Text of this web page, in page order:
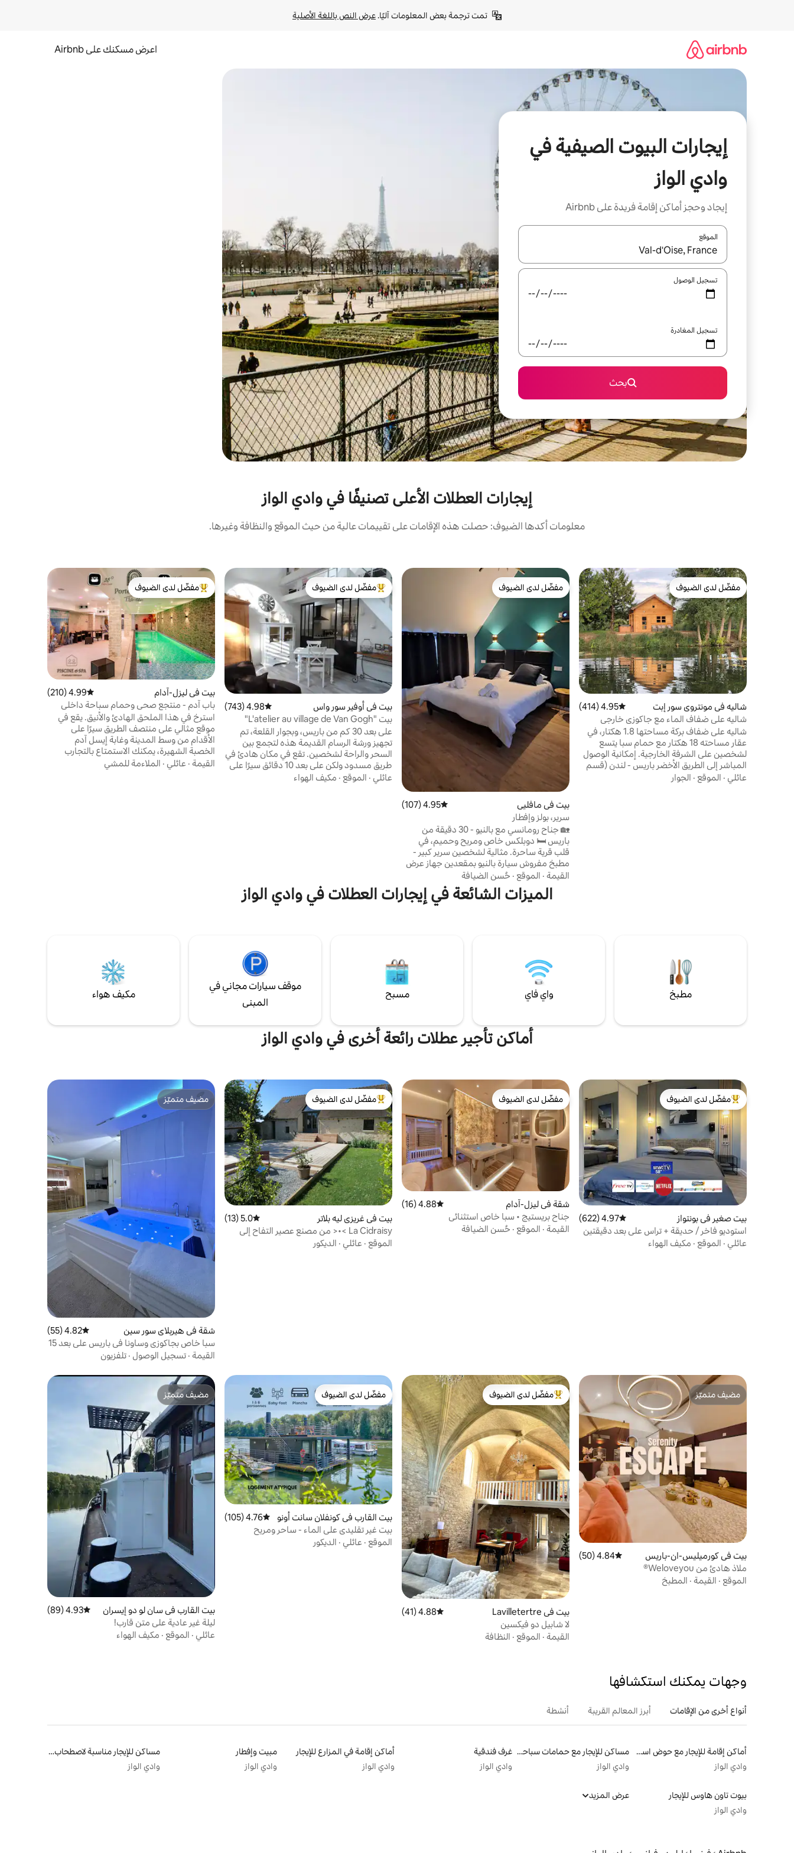
تمت ترجمة بعض المعلومات آليًا. عرض النص باللغة الأصلية
اعرض مسكنك على Airbnb
إيجارات البيوت الصيفية في
وادي الواز
إيجاد وحجز أماكن إقامة فريدة على Airbnb
الموقع
عند توفر النتائج، انتقل باستخدام السهمين لأعلى ولأسفل أو استكشف عن طريق اللمس أو السحب.
تسجيل الوصول
تسجيل المغادرة
بحث
إيجارات العطلات الأعلى تصنيفًا في وادي الواز
معلومات أكدها الضيوف: حصلت هذه الإقامات على تقييمات عالية من حيث الموقع والنظافة وغيرها.
مفضّل لدى الضيوف
مفضّل لدى الضيوف
شاليه في مونتروي سور إبت متوسط التقييم 4.95 من 5، 414 مراجعات
4.95 (414)
شاليه على ضفاف الماء مع جاكوزي خارجي
شاليه على ضفاف بركة مساحتها 1.8 هكتار، في
عقار مساحته 18 هكتار مع حمام سبا يتسع
لشخصين على الشرفة الخارجية. إمكانية الوصول
المباشر إلى الطريق الأخضر باريس - لندن (قسم
شوسي - جيزور) وإلى نهر إيبت (نهر من الفئة
الأولى) للتنزه سيرًا على الأقدام، وركوب الدراجات،
عائلي · الموقع · الجوار
مفضّل لدى الضيوف
مفضّل لدى الضيوف
بيت في مافليي متوسط التقييم 4.95 من 5، 107 مراجعات
4.95 (107)
سرير، بولز وإفطار
🏡 جناح رومانسي مع بالنيو - 30 دقيقة من
باريس 🛏️ دوبلكس خاص ومريح وحميم، في
قلب قرية ساحرة. مثالية لشخصين سرير كبير -
مطبخ مفروش سيارة بالنيو بمقعدين جهاز عرض
فيديو (Netflix، Canal+) مغلق وجبة الإفطار
المناشف والأرواب عرضنا 🎉 الخاص من الجمعة
4 مساءً إلى الأحد 4 مساءً 250 يورو باستثناء
رسوم Airbnb 👉 للاستمتاع بها، أرسل لنا رسالة
القيمة · الموقع · حُسن الضيافة
من أبرز البيوت المفضّلة لدى الضيوف
مفضّل لدى الضيوف
بيت في أوفير سور واس متوسط التقييم 4.98 من 5، 743 مراجعات
4.98 (743)
بيت "L'atelier au village de Van Gogh"
على بعد 30 كم من باريس، وبجوار القلعة، تم
تجهيز ورشة الرسام القديمة هذه لتجمع بين
السحر والراحة لشخصين. تقع في مكان هادئ في
طريق مسدود ولكن على بعد 10 دقائق سيرًا على
الأقدام من وسط المدينة. بيت مكيّف، شرفة
خاصة، مكان لصف السيارات، وجبة إفطار في
عائلي · الموقع · مكيف الهواء
من أبرز البيوت المفضّلة لدى الضيوف
مفضّل لدى الضيوف
بيت في ليزل-آدام متوسط التقييم 4.99 من 5، 210 مراجعات
4.99 (210)
باب آدم - منتجع صحي وحمام سباحة داخلي
سينما
استرخ في هذا الملحق الهادئ والأنيق. يقع في
موقع مثالي على منتصف الطريق سيرًا على
الأقدام من وسط المدينة وغابة إيسل آدم
الخصبة الشهيرة، يمكنك الاستمتاع بالتجارب
العديدة التي يمكن أن تقدمها لك إيسل آدم.
يمكنك التنزه في الغابة أو الاستمتاع بالمطاعم
القيمة · عائلي · الملاءمة للمشي
الميزات الشائعة في إيجارات العطلات في وادي الواز
مطبخ واي فاي مسبح
موقف سيارات مجاني في
المبنى
مكيف هواء
أماكن تأجير عطلات رائعة أخرى في وادي الواز
من أبرز البيوت المفضّلة لدى الضيوف
مفضّل لدى الضيوف
بيت صغير في بونتواز متوسط التقييم 4.97 من 5، 622 مراجعات
4.97 (622)
استوديو فاخر / حديقة + تراس على بعد دقيقتين
من المحطة
عائلي · الموقع · مكيف الهواء
مفضّل لدى الضيوف
مفضّل لدى الضيوف
شقة في ليزل-آدام متوسط التقييم 4.88 من 5، 16 مراجعات
4.88 (16)
جناح بريستيج • سبا خاص استثنائي
القيمة · الموقع · حُسن الضيافة
من أبرز البيوت المفضّلة لدى الضيوف
مفضّل لدى الضيوف
بيت في غريزي ليه بلاتر متوسط التقييم 5.0 من 5، 13 مراجعات
5.0 (13)
La Cidraisy >•< من مصنع عصير التفاح إلى
واحة من السلام
الموقع · عائلي · الديكور
مضيف متميّز
مضيف متميّز
شقة في هيربلاي سور سين متوسط التقييم 4.82 من 5، 55 مراجعات
4.82 (55)
سبا خاص بجاكوزي وساونا في باريس على بعد 15
دقيقة من موقف السيارات
القيمة · تسجيل الوصول · تلفزيون
مضيف متميّز
مضيف متميّز
بيت في كورميليس-ان-باريس متوسط التقييم 4.84 من 5، 50 مراجعات
4.84 (50)
ملاذ هادئ من Weloveyou®
الموقع · القيمة · المطبخ
من أبرز البيوت المفضّلة لدى الضيوف
مفضّل لدى الضيوف
بيت في Lavilletertre متوسط التقييم 4.88 من 5، 41 مراجعات
4.88 (41)
لا شابيل دو فيكسين
القيمة · الموقع · النظافة
مفضّل لدى الضيوف
مفضّل لدى الضيوف
بيت القارب في كونفلان سانت أونو
رين
متوسط التقييم 4.76 من 5، 105 مراجعات
4.76 (105)
بيت غير تقليدي على الماء - ساحر ومريح
الموقع · عائلي · الديكور
مضيف متميّز
مضيف متميّز
بيت القارب في سان لو دو إيسران متوسط التقييم 4.93 من 5، 89 مراجعات
4.93 (89)
ليلة غير عادية على متن قارب!
عائلي · الموقع · مكيف الهواء
وجهات يمكنك استكشافها
أنواع أخرى من الإقامات أبرز المعالم القريبة أنشطة
أماكن إقامة للإيجار مع حوض استحمام ساخن
وادي الواز
مساكن للإيجار مع حمامات سباحة
وادي الواز
غرف فندقية
وادي الواز
أماكن إقامة في المزارع للإيجار
وادي الواز
مبيت وإفطار
وادي الواز
مساكن للإيجار مناسبة لاصطحاب الحيوانات الأليفة
وادي الواز
بيوت تاون هاوس للإيجار
وادي الواز
عرض المزيد